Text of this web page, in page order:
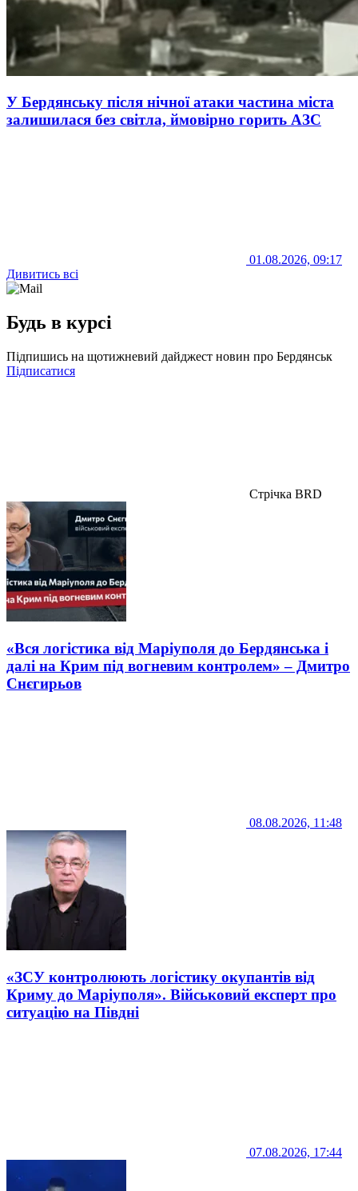
У Бердянську після нічної атаки частина міста
залишилася без світла, ймовірно горить АЗС
01.08.2026, 09:17
Дивитись всі
Будь в курсі
Підпишись на щотижневий дайджест новин про Бердянськ
Підписатися
Стрічка BRD
«Вся логістика від Маріуполя до Бердянська і
далі на Крим під вогневим контролем» – Дмитро
Снєгирьов
08.08.2026, 11:48
«ЗСУ контролюють логістику окупантів від
Криму до Маріуполя». Військовий експерт про
ситуацію на Півдні
07.08.2026, 17:44